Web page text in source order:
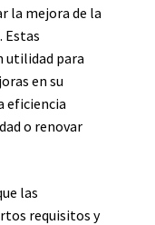
la mejora de la
Estas
utilidad para
en su
eficiencia
o renovar
las
requisitos y